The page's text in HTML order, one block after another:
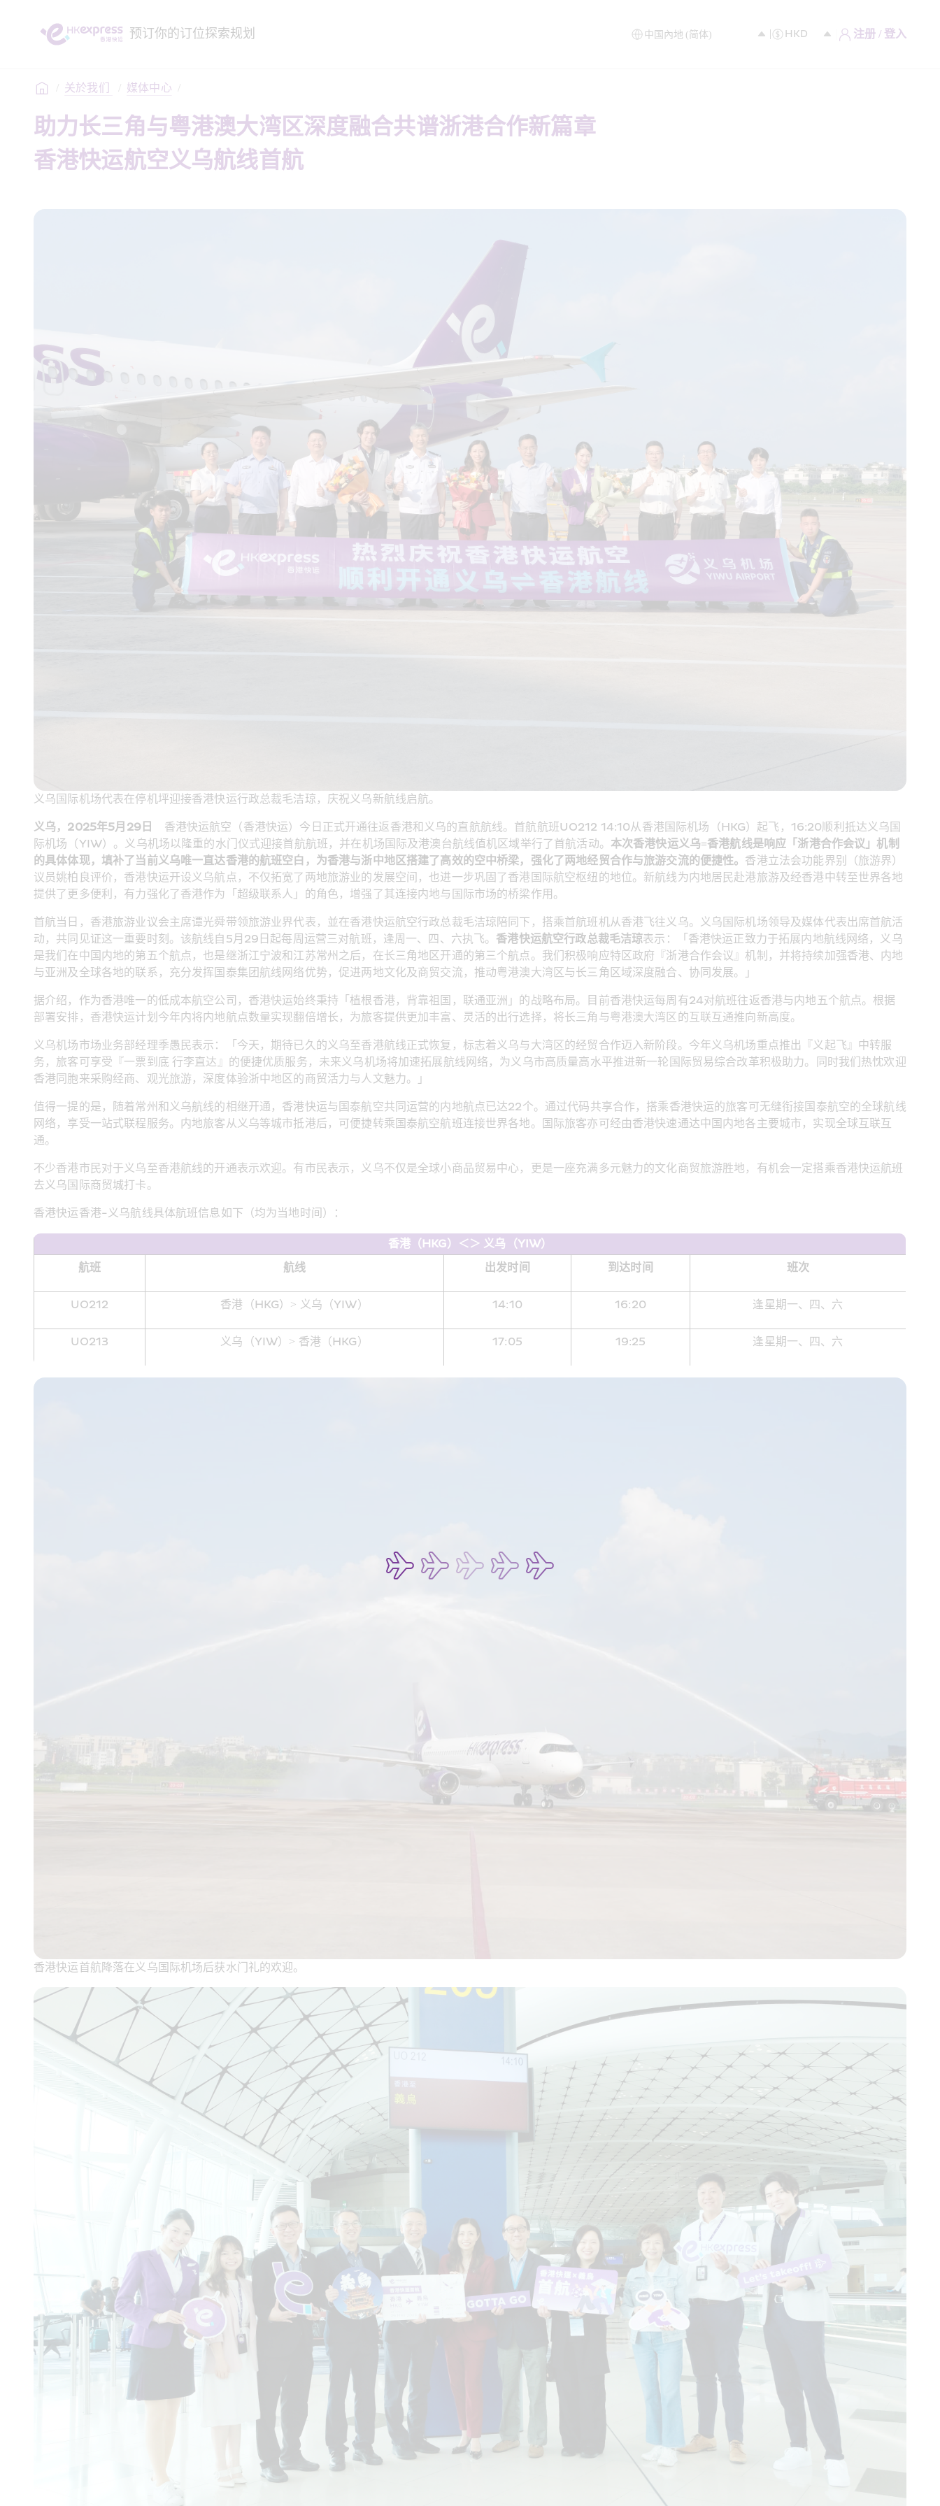
预订你的订位探索规划 注册 / 登入
/ 关於我们 / 媒体中心 /
助力长三角与粤港澳大湾区深度融合共谱浙港合作新篇章
香港快运航空义乌航线首航
义乌国际机场代表在停机坪迎接香港快运行政总裁毛洁琼，庆祝义乌新航线启航。
义乌，2025年5月29日
香港快运航空（香港快运）今日正式开通往返香港和义乌的直航航线。首航航班UO212 14:10从香港国际机场（HKG）起飞，16:20顺利抵达义乌国
际机场（YIW）。义乌机场以隆重的水门仪式迎接首航航班，并在机场国际及港澳台航线值机区域举行了首航活动。 本次香港快运义乌=香港航线是响应「浙港合作会议」机制
的具体体现，填补了当前义乌唯一直达香港的航班空白，为香港与浙中地区搭建了高效的空中桥梁，强化了两地经贸合作与旅游交流的便捷性。 香港立法会功能界别（旅游界）
议员姚柏良评价，香港快运开设义乌航点，不仅拓宽了两地旅游业的发展空间，也进一步巩固了香港国际航空枢纽的地位。新航线为内地居民赴港旅游及经香港中转至世界各地
提供了更多便利，有力强化了香港作为「超级联系人」的角色，增强了其连接内地与国际市场的桥梁作用。
首航当日，香港旅游业议会主席谭光舜带领旅游业界代表，並在香港快运航空行政总裁毛洁琼陪同下，搭乘首航班机从香港飞往义乌。义乌国际机场领导及媒体代表出席首航活
动，共同见证这一重要时刻。该航线自5月29日起每周运营三对航班，逢周一、四、六执飞。 香港快运航空行政总裁毛洁琼表示：「香港快运正致力于拓展内地航线网络，义乌
是我们在中国内地的第五个航点，也是继浙江宁波和江苏常州之后，在长三角地区开通的第三个航点。我们积极响应特区政府『浙港合作会议』机制，并将持续加强香港、内地
与亚洲及全球各地的联系，充分发挥国泰集团航线网络优势，促进两地文化及商贸交流，推动粤港澳大湾区与长三角区域深度融合、协同发展。」
据介绍，作为香港唯一的低成本航空公司，香港快运始终秉持「植根香港，背靠祖国，联通亚洲」的战略布局。目前香港快运每周有24对航班往返香港与内地五个航点。根据
部署安排，香港快运计划今年内将内地航点数量实现翻倍增长，为旅客提供更加丰富、灵活的出行选择，将长三角与粤港澳大湾区的互联互通推向新高度。
义乌机场市场业务部经理季愚民表示：「今天，期待已久的义乌至香港航线正式恢复，标志着义乌与大湾区的经贸合作迈入新阶段。今年义乌机场重点推出『义起飞』中转服
务，旅客可享受『一票到底 行李直达』的便捷优质服务，未来义乌机场将加速拓展航线网络，为义乌市高质量高水平推进新一轮国际贸易综合改革积极助力。同时我们热忱欢迎
香港同胞来采购经商、观光旅游，深度体验浙中地区的商贸活力与人文魅力。」
值得一提的是，随着常州和义乌航线的相继开通，香港快运与国泰航空共同运营的内地航点已达22个。通过代码共享合作，搭乘香港快运的旅客可无缝衔接国泰航空的全球航线
网络，享受一站式联程服务。内地旅客从义乌等城市抵港后，可便捷转乘国泰航空航班连接世界各地。国际旅客亦可经由香港快速通达中国内地各主要城市，实现全球互联互
通。
不少香港市民对于义乌至香港航线的开通表示欢迎。有市民表示，义乌不仅是全球小商品贸易中心，更是一座充满多元魅力的文化商贸旅游胜地，有机会一定搭乘香港快运航班
去义乌国际商贸城打卡。
香港快运香港-义乌航线具体航班信息如下（均为当地时间）：
香港（HKG）＜＞ 义乌（YIW）
航班
航线 出发时间 到达时间 班次
UO212 香港（HKG）> 义乌（YIW） 14:10 16:20 逢星期一、四、六
UO213 义乌（YIW）> 香港（HKG） 17:05 19:25 逢星期一、四、六
香港快运首航降落在义乌国际机场后获水门礼的欢迎。